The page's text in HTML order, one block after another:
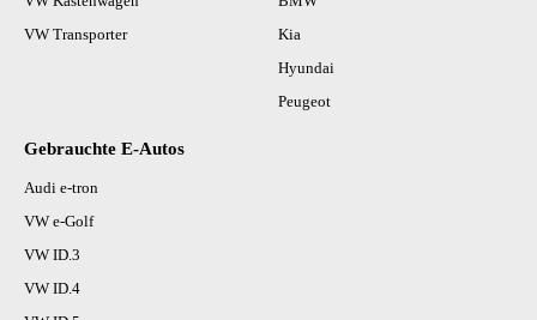
VW Transporter
Kia
Hyundai
Peugeot
Gebrauchte E-Autos
Audi e-tron
VW e-Golf
VW ID.3
VW ID.4